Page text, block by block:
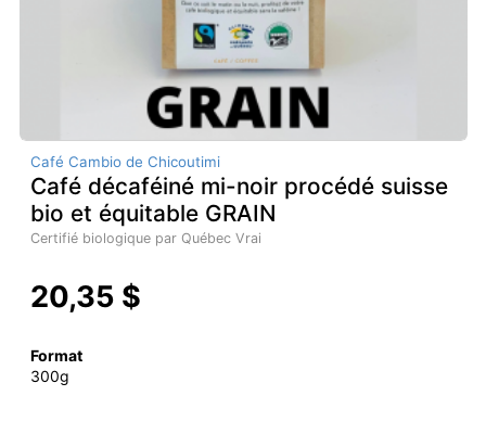
Café Cambio de Chicoutimi
Café décaféiné mi-noir procédé suisse
bio et équitable GRAIN
Certifié biologique par Québec Vrai
20,35 $
Format
300g